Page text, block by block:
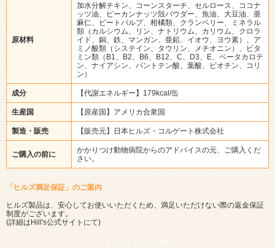
原材料
加水分解チキン、コーンスターチ、セルロース、ココナ
ッツ油、ピーカンナッツ殻パウダー、魚油、大豆油、亜
麻仁、ビートパルプ、柑橘類、クランベリー、ミネラル
類（カルシウム、リン、ナトリウム、カリウム、クロラ
イド、銅、鉄、マンガン、亜鉛、イオウ、ヨウ素）、ア
ミノ酸類（システイン、タウリン、メチオニン）、ビタ
ミン類（B1、B2、B6、B12、C、D3、E、ベータカロテ
ン、ナイアシン、パントテン酸、葉酸、ビオチン、コリ
ン）
成分 【代謝エネルギー】179kcal/缶
生産国 【原産国】アメリカ合衆国
製造・販売 【販売元】日本ヒルズ・コルゲート株式会社
ご購入の前に
かかりつけ動物病院からのアドバイスの元、ご購入くだ
さい。
「ヒルズ満足保証」のご案内
ヒルズ製品は、安心してお使いいただくため、満足いただけない際の返金保証
制度がございます。
(詳細はHill's公式サイト にて)
スマートフォン | PC